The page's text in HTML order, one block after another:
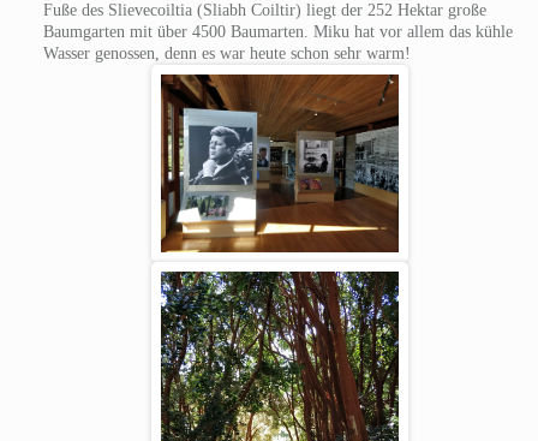
Fuße des Slievecoiltia (Sliabh Coiltir) liegt der 252 Hektar große
Baumgarten mit über 4500 Baumarten. Miku hat vor allem das kühle
Wasser genossen, denn es war heute schon sehr warm!